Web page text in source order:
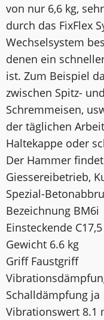
von nur 6,6 kg,
durch das FixFlex
Wechselsystem
denen ein
ist. Zum Beispiel
zwischen Spitz-
Schremmeisen,
der täglichen
Haltekappe oder
Der Hammer
Giessereibetrieb,
Spezial-
Bezeichnung BM6i
Einsteckende C17,5
Gewicht 6.6 kg
Griff Faustgriff
Schalldämpfung ja
Vibrationswert 8.1